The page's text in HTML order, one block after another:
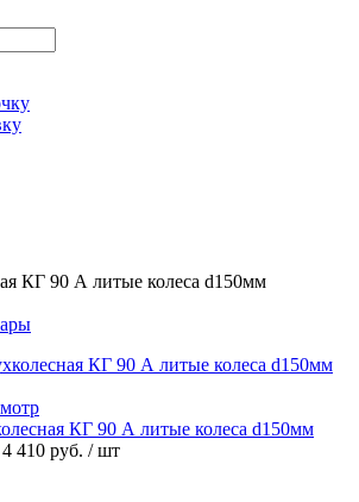
КГ 90 А литые колеса d150мм
КГ 90 А литые колеса d150мм
4 410 руб. / шт